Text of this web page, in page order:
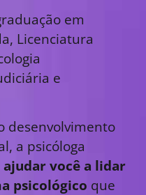
em
Licenciatura
e
desenvolvimento
a psicóloga
ajudar você a lidar
psicológico que